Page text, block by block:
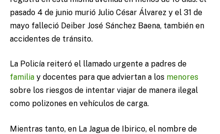
pasado 4 de junio murió Julio César Álvarez y el 31 de
mayo falleció Deiber José Sánchez Baena, también en
accidentes de tránsito.
La Policía reiteró el llamado urgente a padres de
familia y docentes para que adviertan a los menores
sobre los riesgos de intentar viajar de manera ilegal
como polizones en vehículos de carga.
Mientras tanto, en La Jagua de Ibirico, el nombre de